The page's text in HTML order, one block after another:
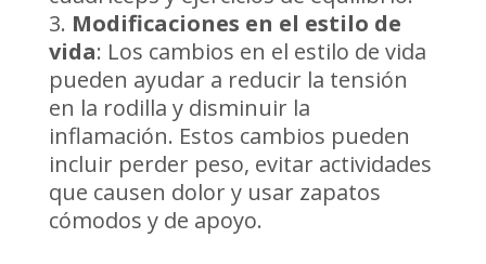
Modificaciones en el estilo de
vida: Los cambios en el estilo de vida
pueden ayudar a reducir la tensión
en la rodilla y disminuir la
inflamación. Estos cambios pueden
incluir perder peso, evitar actividades
que causen dolor y usar zapatos
cómodos y de apoyo.